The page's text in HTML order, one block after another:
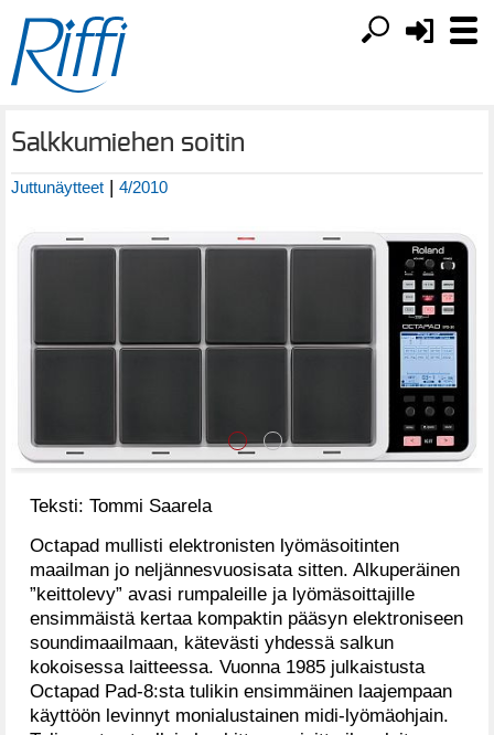
Salkkumiehen soitin
Juttunäytteet | 4/2010
Teksti: Tommi Saarela
Octapad mullisti elektronisten lyömäsoitinten
maailman jo neljännesvuosisata sitten. Alkuperäinen
”keittolevy” avasi rumpaleille ja lyömäsoittajille
ensimmäistä kertaa kompaktin pääsyn elektroniseen
soundimaailmaan, kätevästi yhdessä salkun
kokoisessa laitteessa. Vuonna 1985 julkaistusta
Octapad Pad-8:sta tulikin ensimmäinen laajempaan
käyttöön levinnyt monialustainen midi-lyömäohjain.